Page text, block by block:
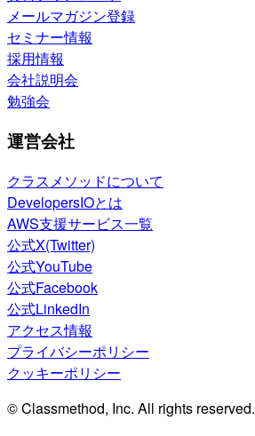
メールマガジン登録
セミナー情報
採用情報
会社説明会
勉強会
運営会社
クラスメソッドについて
DevelopersIOとは
AWS支援サービス一覧
公式X(Twitter)
公式YouTube
公式Facebook
公式LinkedIn
アクセス情報
プライバシーポリシー
クッキーポリシー
© Classmethod, Inc. All rights reserved.